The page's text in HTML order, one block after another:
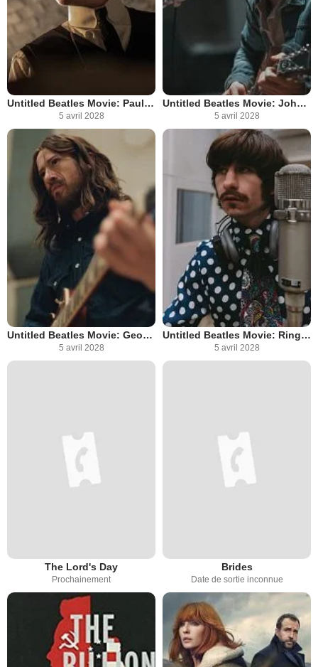
Untitled Beatles Movie: Paul McCartney
5 avril 2028
Untitled Beatles Movie: John Lennon
5 avril 2028
Untitled Beatles Movie: George Harrison
5 avril 2028
Untitled Beatles Movie: Ringo Starr
5 avril 2028
The Lord's Day
Prochainement
Brides
Date de sortie inconnue